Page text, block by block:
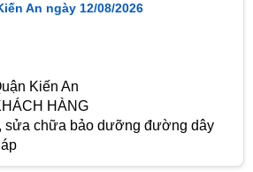
An ngày 12/08/2026
Kiến An
HÀNG
sửa chữa bảo dưỡng đường dây